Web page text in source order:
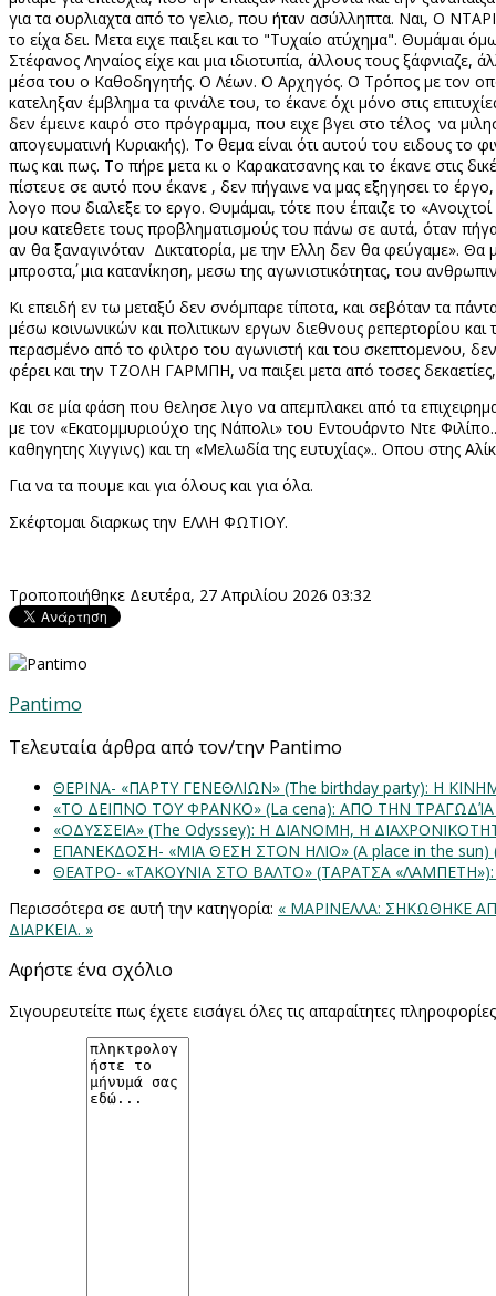
για τα ουρλιαχτα από το γελιο, που ήταν ασύλληπτα. Ναι, Ο
το είχα δει. Μετα ειχε παιξει και το "Τυχαίο ατύχημα". Θυμάμαι
Στέφανος Ληναίος είχε και μια ιδιοτυπία, άλλους τους
μέσα του ο Καθοδηγητής. Ο Λέων. Ο Αρχηγός. Ο Τρόπος με τον
κατεληξαν έμβλημα τα φινάλε του, το έκανε όχι μόνο στις
δεν έμεινε καιρό στο πρόγραμμα, που ειχε βγει στο τέλος να
απογευματινή Κυριακής). Το θεμα είναι ότι αυτού του ειδους το
πως και πως. Το πήρε μετα κι ο Καρακατσανης και το έκανε στις
πίστευε σε αυτό που έκανε , δεν πήγαινε να μας εξηγησει το
λογο που διαλεξε το εργο. Θυμάμαι, τότε που έπαιζε το
μου κατεθετε τους προβληματισμούς του πάνω σε αυτά, όταν
αν θα ξαναγινόταν Δικτατορία, με την Ελλη δεν θα φεύγαμε».
μπροστα΄, μια κατανίκηση, μεσω της αγωνιστικότητας, του
Κι επειδή εν τω μεταξύ δεν σνόμπαρε τίποτα, και σεβόταν τα
μέσω κοινωνικών και πολιτικων εργων διεθνους ρεπερτορίου
περασμένο από το φιλτρο του αγωνιστή και του σκεπτομενου,
φέρει και την ΤΖΟΛΗ ΓΑΡΜΠΗ, να παιξει μετα από τοσες
Και σε μία φάση που θελησε λιγο να απεμπλακει από τα
με τον «Εκατομμυριούχο της Νάπολι» του Εντουάρντο Ντε
καθηγητης Χιγγινς) και τη «Μελωδία της ευτυχίας».. Οπου στης
Για να τα πουμε και για όλους και για όλα.
Σκέφτομαι διαρκως την ΕΛΛΗ ΦΩΤΙΟΥ.
Τροποποιήθηκε Δευτέρα, 27 Απριλίου 2026 03:32
Pantimo
Τελευταία άρθρα από τον/την Pantimo
ΘΕΡΙΝΑ- «ΠΑΡΤΥ ΓΕΝΕΘΛΙΩΝ» (The birthday party): H
«ΤΟ ΔΕΙΠΝΟ ΤΟΥ ΦΡΑΝΚΟ» (La cena): ΑΠΟ ΤΗΝ
«ΟΔΥΣΣΕΙΑ» (The Odyssey): Η ΔΙΑΝΟΜΗ, Η
ΕΠΑΝΕΚΔΟΣΗ- «ΜΙΑ ΘΕΣΗ ΣΤΟΝ ΗΛΙΟ» (Α place in the
ΘΕΑΤΡΟ- «ΤΑΚΟΥΝΙΑ ΣΤΟ ΒΑΛΤΟ» (ΤΑΡΑΤΣΑ
Περισσότερα σε αυτή την κατηγορία: « ΜΑΡΙΝΕΛΛΑ: ΣΗΚΩΘΗΚΕ
ΔΙΑΡΚΕΙΑ. »
Αφήστε ένα σχόλιο
Σιγουρευτείτε πως έχετε εισάγει όλες τις απαραίτητες